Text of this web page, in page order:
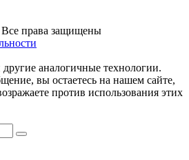
права защищены
аналогичные технологии.
вы остаетесь на нашем сайте,
против использования этих